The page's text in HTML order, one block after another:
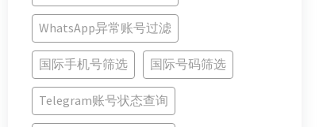
WhatsApp异常账号过滤
国际手机号筛选 国际号码筛选
Telegram账号状态查询